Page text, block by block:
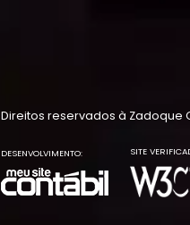
Direitos reservados à Zadoque
DESENVOLVIMENTO: SITE